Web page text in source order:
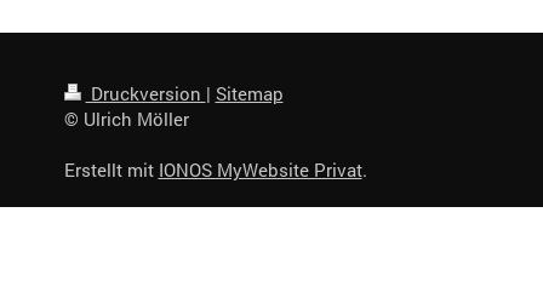
Druckversion | Sitemap
© Ulrich Möller
Erstellt mit IONOS MyWebsite Privat.